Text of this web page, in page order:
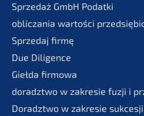
Sprze­daż GmbH Podatki
oblic­za­nia wartości
Sprze­daj firmę
Due Diligence
Giełda firmo­wa
doradzt­wo w zakre­sie fuzji i
Doradzt­wo w zakre­sie